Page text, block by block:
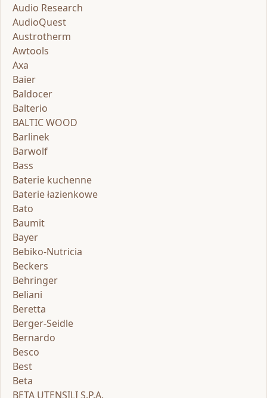
Audio Research
AudioQuest
Austrotherm
Awtools
Axa
Baier
Baldocer
Balterio
BALTIC WOOD
Barlinek
Barwolf
Bass
Baterie kuchenne
Baterie łazienkowe
Bato
Baumit
Bayer
Bebiko-Nutricia
Beckers
Behringer
Beliani
Beretta
Berger-Seidle
Bernardo
Besco
Best
Beta
BETA UTENSILI S.P.A.